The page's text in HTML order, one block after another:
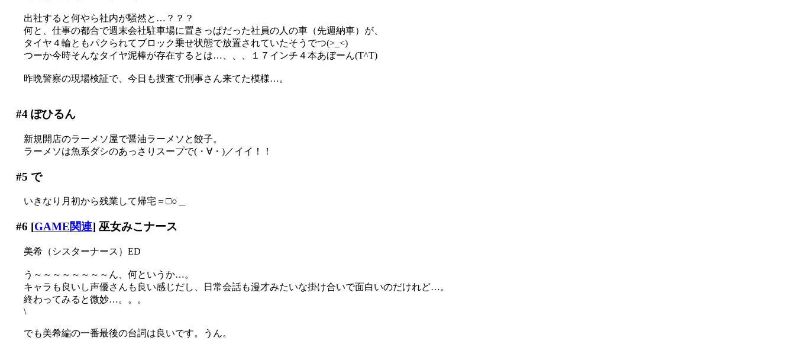
出社すると何やら社内が騒然と…？？？
何と、仕事の都合で週末会社駐車場に置きっぱだった社員の人の車（先週納車）が、
タイヤ４輪ともパクられてブロック乗せ状態で放置されていたそうでつ(>_<)
つーか今時そんなタイヤ泥棒が存在するとは…、、、１７インチ４本あぼーん(T^T)
昨晩警察の現場検証で、今日も捜査で刑事さん来てた模様…。
#4ぽひるん
新規開店のラーメソ屋で醤油ラーメソと餃子。
ラーメソは魚系ダシのあっさりスープで(・∀・)／イイ！！
#5 で
いきなり月初から残業して帰宅＝□○＿
#6 [GAME関連] 巫女みこナース
美希（シスターナース）ED
う～～～～～～～～ん、何というか…。
キャラも良いし声優さんも良い感じだし、日常会話も漫才みたいな掛け合いで面白いのだけれど…。
終わってみると微妙…。。。
\
でも美希編の一番最後の台詞は良いです。うん。